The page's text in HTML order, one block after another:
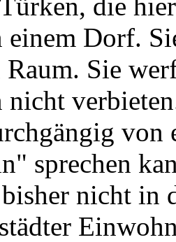
Dorf.
Sie
nicht
von
sprechen
nicht in